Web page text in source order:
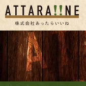
あったらいい
会社案内
SDGsへの取り組み